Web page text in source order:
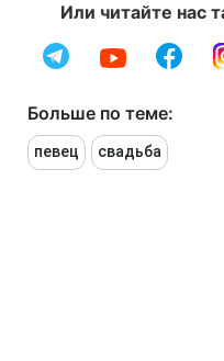
Или читайте нас
Больше по теме:
певец свадьба